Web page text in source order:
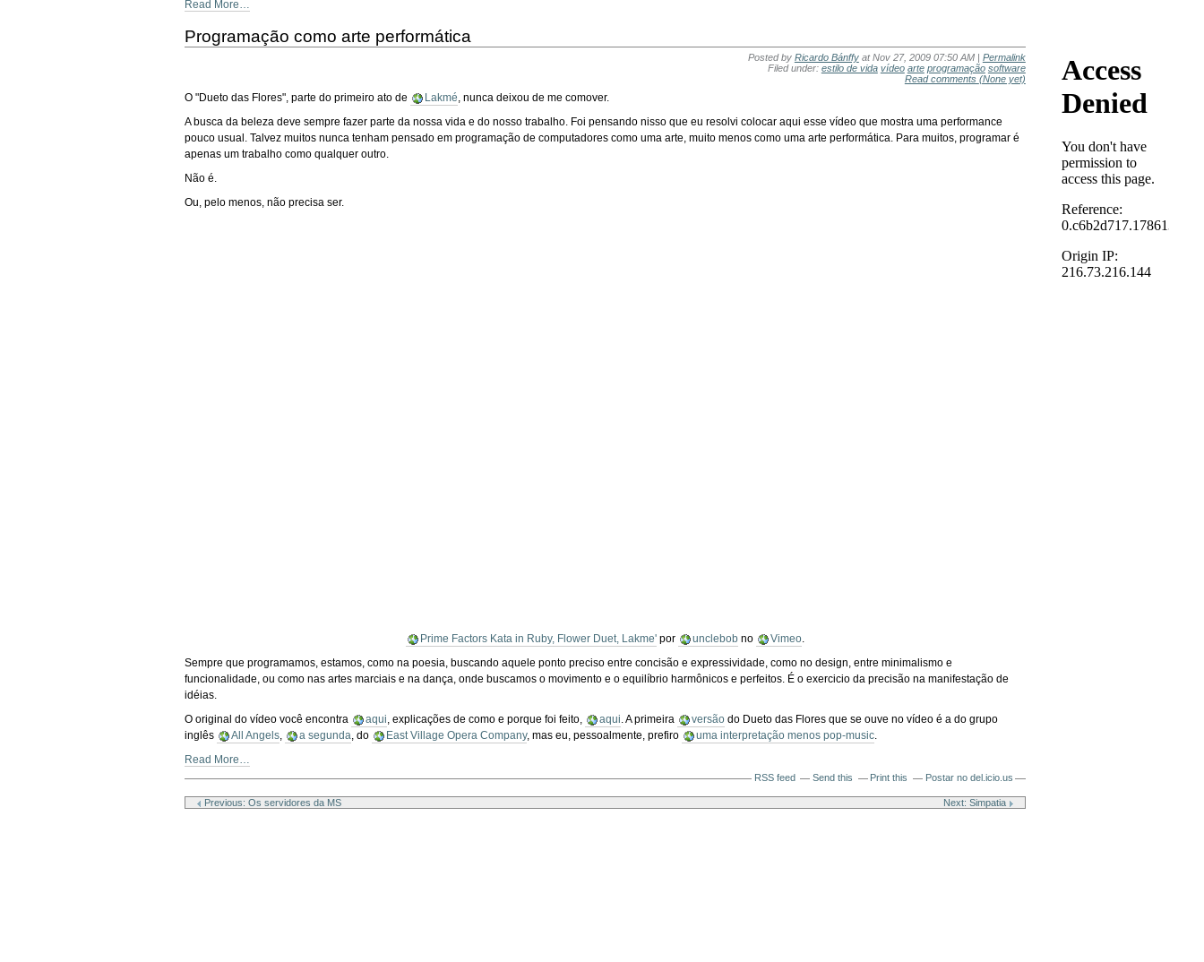
Read More…
Programação como arte performática
Posted by Ricardo Bánffy at Nov 27, 2009 07:50 AM | Permalink
Filed under: estilo de vida vídeo arte programação software
Read comments (None yet)
O "Dueto das Flores", parte do primeiro ato de Lakmé, nunca deixou de me comover.
A busca da beleza deve sempre fazer parte da nossa vida e do nosso trabalho. Foi pensando nisso que eu resolvi colocar aqui esse vídeo que mostra uma performance
pouco usual. Talvez muitos nunca tenham pensado em programação de computadores como uma arte, muito menos como uma arte performática. Para muitos, programar é
apenas um trabalho como qualquer outro.
Não é.
Ou, pelo menos, não precisa ser.
Prime Factors Kata in Ruby, Flower Duet, Lakme' por unclebob no Vimeo
Sempre que programamos, estamos, como na poesia, buscando aquele ponto preciso entre concisão e expressividade, como no design, entre minimalismo e
funcionalidade, ou como nas artes marciais e na dança, onde buscamos o movimento e o equilíbrio harmônicos e perfeitos. É o exercicio da precisão na manifestação de
idéias.
O original do vídeo você encontra
aqui , explicações de como e porque foi feito, aqui . A primeira versão do Dueto das Flores que se ouve no vídeo é a do grupo
inglês
All Angels a segunda , do East Village Opera Company, mas eu, pessoalmente, prefiro uma interpretação menos pop-music
Read More…
Actions
RSS feed Send this Print this Postar no del.icio.us
Previous: Os servidores da MS Next: Simpatia